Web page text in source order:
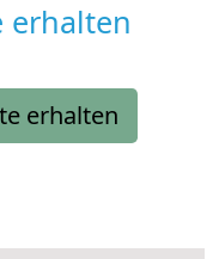
erhalten
erhalten